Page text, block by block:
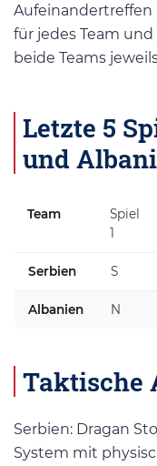
Aufeinandertreffen
für jedes Team
beide Teams
Letzte 5
und
Team
Spiel
1
Serbien S
Albanien N
Taktische
Serbien: Dragan
System mit